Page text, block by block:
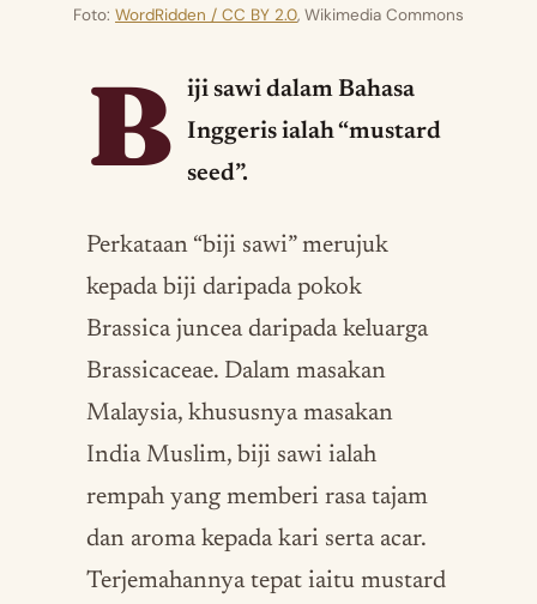
Foto: WordRidden / CC BY 2.0, Wikimedia Commons
B
iji sawi dalam Bahasa
Inggeris ialah “mustard
seed”.
Perkataan “biji sawi” merujuk
kepada biji daripada pokok
Brassica juncea daripada keluarga
Brassicaceae. Dalam masakan
Malaysia, khususnya masakan
India Muslim, biji sawi ialah
rempah yang memberi rasa tajam
dan aroma kepada kari serta acar.
Terjemahannya tepat iaitu mustard